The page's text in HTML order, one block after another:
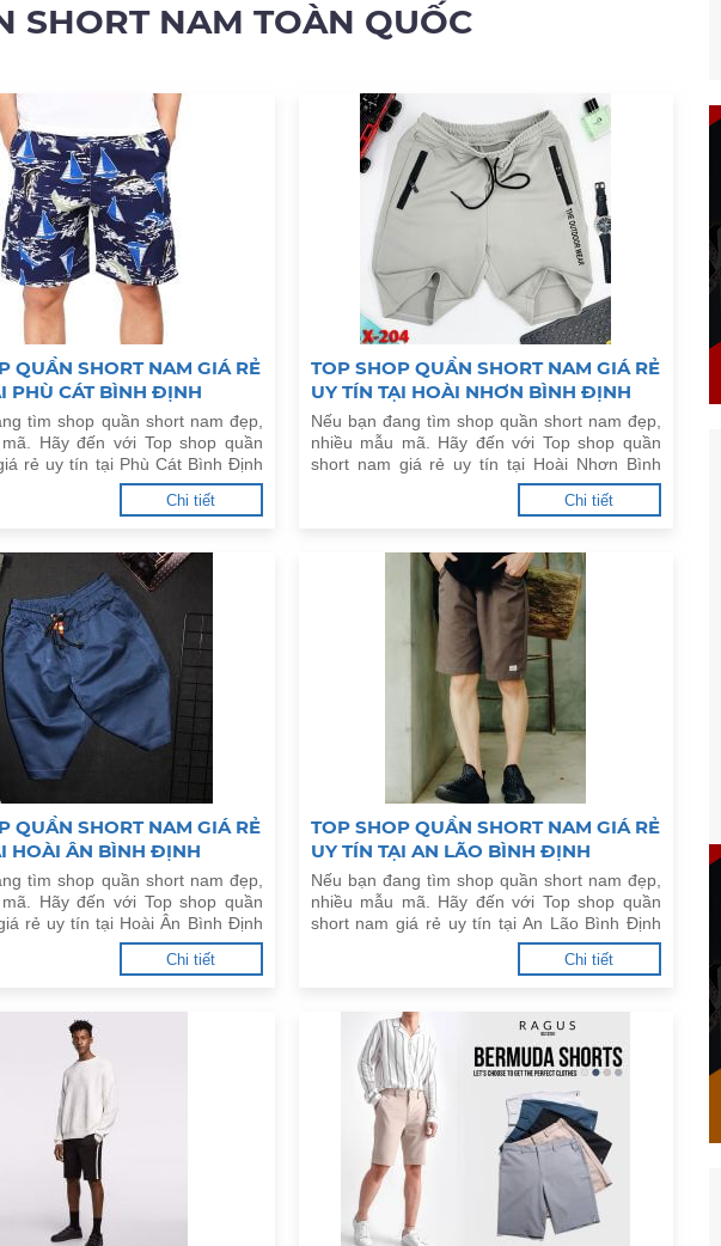
SHORT NAM TOÀN QUỐC
QUẦN SHORT NAM GIÁ RẺ
PHÙ CÁT BÌNH ĐỊNH
tìm shop quần short nam đẹp,
Hãy đến với Top shop quần
rẻ uy tín tại Phù Cát Bình Định
Chi tiết
TOP SHOP QUẦN SHORT NAM GIÁ RẺ
UY TÍN TẠI HOÀI NHƠN BÌNH ĐỊNH
Nếu bạn đang tìm shop quần short nam đẹp,
nhiều mẫu mã. Hãy đến với Top shop quần
short nam giá rẻ uy tín tại Hoài Nhơn Bình
Chi tiết
QUẦN SHORT NAM GIÁ RẺ
HOÀI ÂN BÌNH ĐỊNH
tìm shop quần short nam đẹp,
Hãy đến với Top shop quần
rẻ uy tín tại Hoài Ân Bình Định
Chi tiết
TOP SHOP QUẦN SHORT NAM GIÁ RẺ
UY TÍN TẠI AN LÃO BÌNH ĐỊNH
Nếu bạn đang tìm shop quần short nam đẹp,
nhiều mẫu mã. Hãy đến với Top shop quần
short nam giá rẻ uy tín tại An Lão Bình Định
Chi tiết